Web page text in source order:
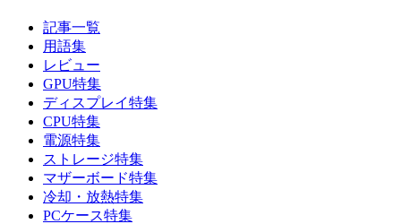
記事一覧
用語集
レビュー
GPU特集
ディスプレイ特集
CPU特集
電源特集
ストレージ特集
マザーボード特集
冷却・放熱特集
PCケース特集